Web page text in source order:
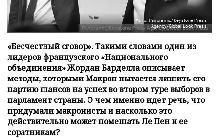
Фото: Panoramic/Keystone Press
Agency/Global Look Press
«Бесчестный сговор». Такими словами один из
лидеров французского «Национального
объединения» Жордан Барделла описывает
методы, которыми Макрон пытается лишить его
партию шансов на успех во втором туре выборов в
парламент страны. О чем именно идет речь, что
придумали макронисты и насколько это
действительно может помешать Ле Пен и ее
соратникам?